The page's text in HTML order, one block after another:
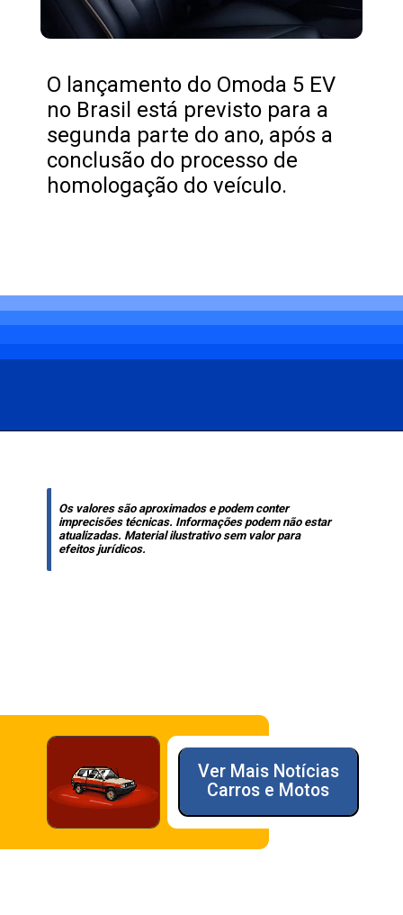
O lançamento do Omoda 5 EV
no Brasil está previsto para a
segunda parte do ano, após a
conclusão do processo de
homologação do veículo.
Os valores são aproximados e podem conter
imprecisões técnicas. Informações podem não estar
atualizadas. Material ilustrativo sem valor para
efeitos jurídicos.
Ver Mais Notícias
Carros e Motos